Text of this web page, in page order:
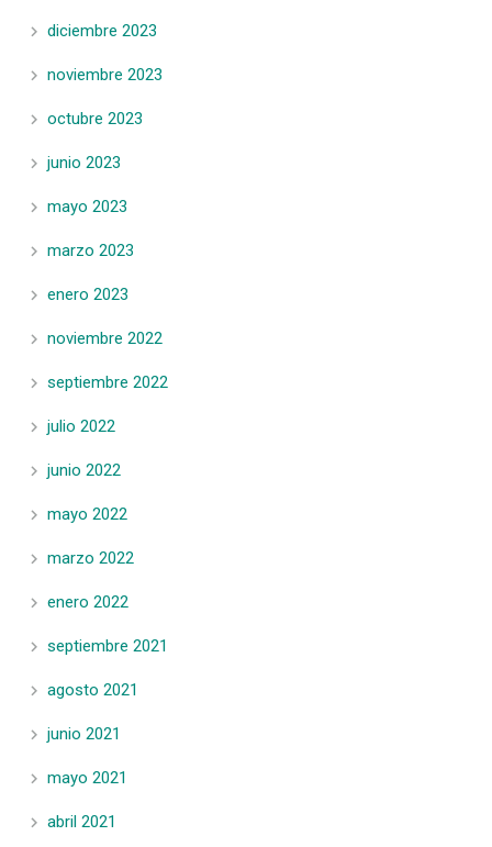
diciembre 2023
noviembre 2023
octubre 2023
junio 2023
mayo 2023
marzo 2023
enero 2023
noviembre 2022
septiembre 2022
julio 2022
junio 2022
mayo 2022
marzo 2022
enero 2022
septiembre 2021
agosto 2021
junio 2021
mayo 2021
abril 2021